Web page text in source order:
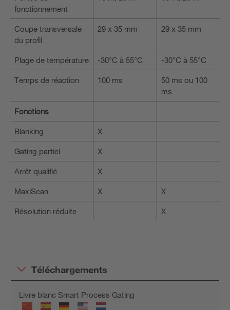
fonctionnement
Coupe transversale
du profil
29 x 35 mm 29 x 35 mm
Plage de température -30°C à 55°C -30°C à 55°C
Temps de réaction 100 ms
50 ms ou 100
ms
Fonctions
Blanking X
Gating partiel X
Arrêt qualifié X
MaxiScan X X
Résolution réduite X
Téléchargements
Livre blanc Smart Process Gating